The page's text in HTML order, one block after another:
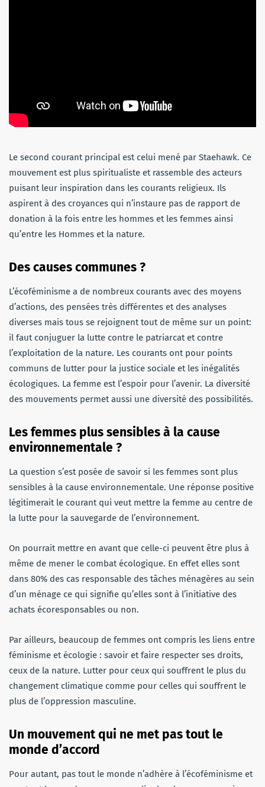
Le second courant principal est celui mené par Staehawk. Ce
mouvement est plus spiritualiste et rassemble des acteurs
puisant leur inspiration dans les courants religieux. Ils
aspirent à des croyances qui n’instaure pas de rapport de
donation à la fois entre les hommes et les femmes ainsi
qu’entre les Hommes et la nature.
Des causes communes ?
L’écoféminisme a de nombreux courants avec des moyens
d’actions, des pensées très différentes et des analyses
diverses mais tous se rejoignent tout de même sur un point:
il faut conjuguer la lutte contre le patriarcat et contre
l’exploitation de la nature. Les courants ont pour points
communs de lutter pour la justice sociale et les inégalités
écologiques. La femme est l’espoir pour l’avenir. La diversité
des mouvements permet aussi une diversité des possibilités.
Les femmes plus sensibles à la cause
environnementale ?
La question s’est posée de savoir si les femmes sont plus
sensibles à la cause environnementale. Une réponse positive
légitimerait le courant qui veut mettre la femme au centre de
la lutte pour la sauvegarde de l’environnement.
On pourrait mettre en avant que celle-ci peuvent être plus à
même de mener le combat écologique. En effet elles sont
dans 80% des cas responsable des tâches ménagères au sein
d’un ménage ce qui signifie qu’elles sont à l’initiative des
achats écoresponsables ou non.
Par ailleurs, beaucoup de femmes ont compris les liens entre
féminisme et écologie : savoir et faire respecter ses droits,
ceux de la nature. Lutter pour ceux qui souffrent le plus du
changement climatique comme pour celles qui souffrent le
plus de l’oppression masculine.
Un mouvement qui ne met pas tout le
monde d’accord
Pour autant, pas tout le monde n’adhère à l’écoféminisme et